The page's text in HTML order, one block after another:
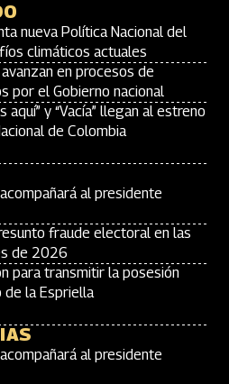
nueva Política Nacional del
climáticos actuales
en procesos de
por el Gobierno nacional
aquí” y “Vacía” llegan al estreno
de Colombia
al presidente
fraude electoral en las
de 2026
para transmitir la posesión
de la Espriella
al presidente